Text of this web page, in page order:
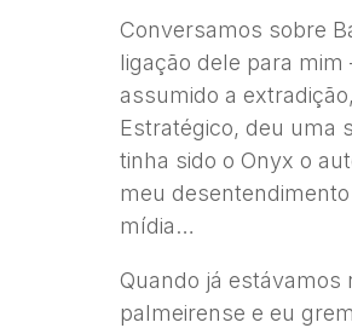
Conversamos sobre
ligação dele para mim
assumido a
Estratégico, deu uma
tinha sido o Onyx o
meu
mídia…
Quando já
palmeirense e eu